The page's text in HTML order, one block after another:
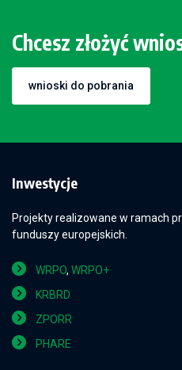
Chcesz złożyć
wnioski do pobrania
Inwestycje
Projekty realizowane w ramach
funduszy europejskich.
WRPO, WRPO+
KRBRD
ZPORR
PHARE